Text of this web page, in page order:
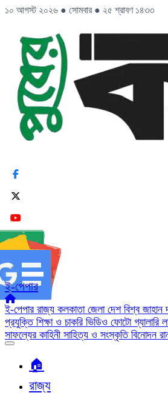
১০ আগস্ট ২০২৬ ● সোমবার ● ২৫ শ্রাবণ ১৪৩৩
ই-পেপার
ই-পেপার রাজ্য কলকাতা জেলা দেশ বিশ্ব জাহান
প্রযুক্তি শিক্ষা ও চাকরি ভিডিও ফোটো গ্যালারি
সাফল্যের কাহিনী সাহিত্য ও সংস্কৃতি বিনোদন
🏠︎
রাজ্য